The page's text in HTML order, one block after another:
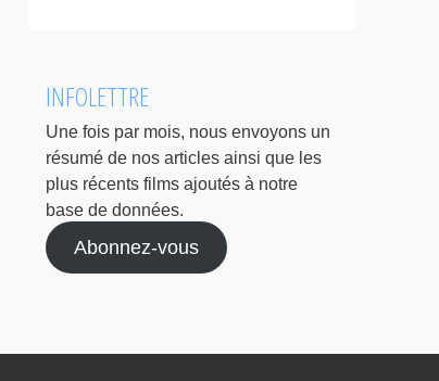
INFOLETTRE
Une fois par mois, nous envoyons un
résumé de nos articles ainsi que les
plus récents films ajoutés à notre
base de données.
Abonnez-vous